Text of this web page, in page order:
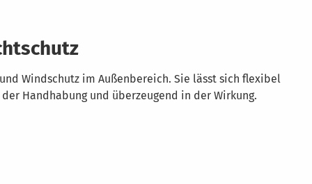
Windschutz im Außenbereich. Sie lässt sich flexibel
Handhabung und überzeugend in der Wirkung.